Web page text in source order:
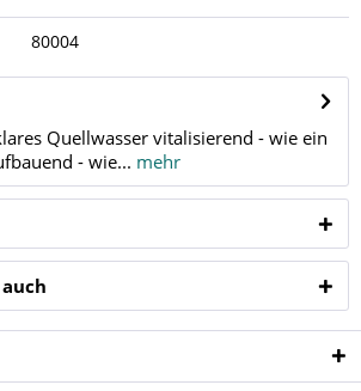
80004
Quellwasser vitalisierend - wie ein
- wie... mehr